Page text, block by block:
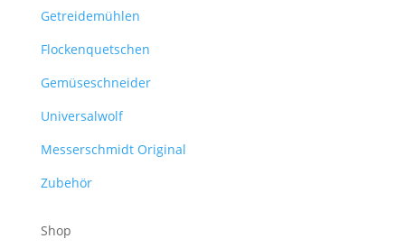
Getreidemühlen
Flockenquetschen
Gemüseschneider
Universalwolf
Messerschmidt Original
Zubehör
Shop